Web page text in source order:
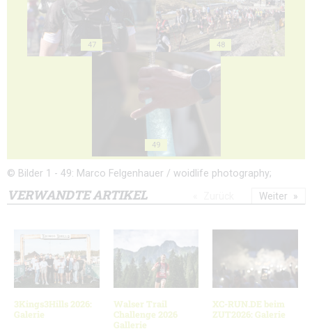
47 48
49
© Bilder 1 - 49: Marco Felgenhauer / woidlife photography;
VERWANDTE ARTIKEL
3Kings3Hills 2026:
Galerie
Walser Trail
Challenge 2026
Gallerie
XC-RUN.DE beim
ZUT2026: Galerie
Weiter